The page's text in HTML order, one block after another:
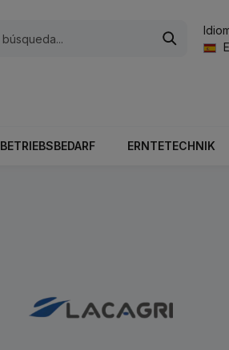
BETRIEBSBEDARF ERNTETECHNIK